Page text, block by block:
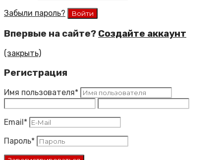
Забыли пароль?
Впервые на сайте? Создайте аккаунт
(закрыть)
Регистрация
Имя пользователя*
Email *
Пароль*